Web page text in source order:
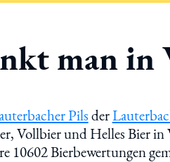
man in
Pilsder
Vollbier und Helles Bier in
10602 Bierbewertungen